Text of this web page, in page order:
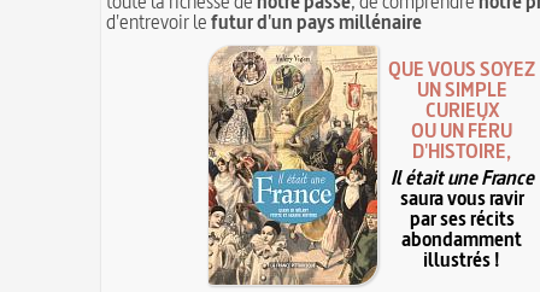
d'entrevoir lefutur d'un pays millénaire
QUE VOUS SOYEZ
UN SIMPLE
CURIEUX
OU UN FÉRU
D'HISTOIRE,
Il était une France
saura vous ravir
par ses récits
abondamment
illustrés !